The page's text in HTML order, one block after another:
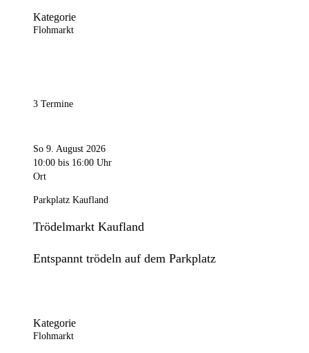
Kategorie
Flohmarkt
3 Termine
So 9. August 2026
10:00 bis 16:00 Uhr
Ort
Parkplatz Kaufland
Trödelmarkt Kaufland
Entspannt trödeln auf dem Parkplatz
Kategorie
Flohmarkt